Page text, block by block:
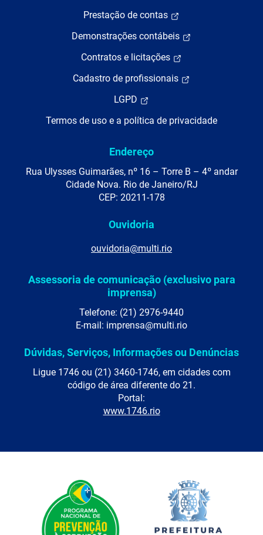
Prestação de contas
Demonstrações contábeis
Contratos e licitações
Cadastro de profissionais
LGPD
Termos de uso e a política de privacidade
Endereço
Rua Ulysses Guimarães, nº 16 – Torre B – 4º andar
Cidade Nova. Rio de Janeiro/RJ
CEP: 20211-178
Ouvidoria
ouvidoria@multi.rio
Assessoria de comunicação (exclusivo para
imprensa)
Telefone: (21) 2976-9440
E-mail: imprensa@multi.rio
Dúvidas, Serviços, Informações ou Denúncias
Ligue 1746 ou (21) 3460-1746, em cidades com
código de área diferente do 21.
Portal:
www.1746.rio